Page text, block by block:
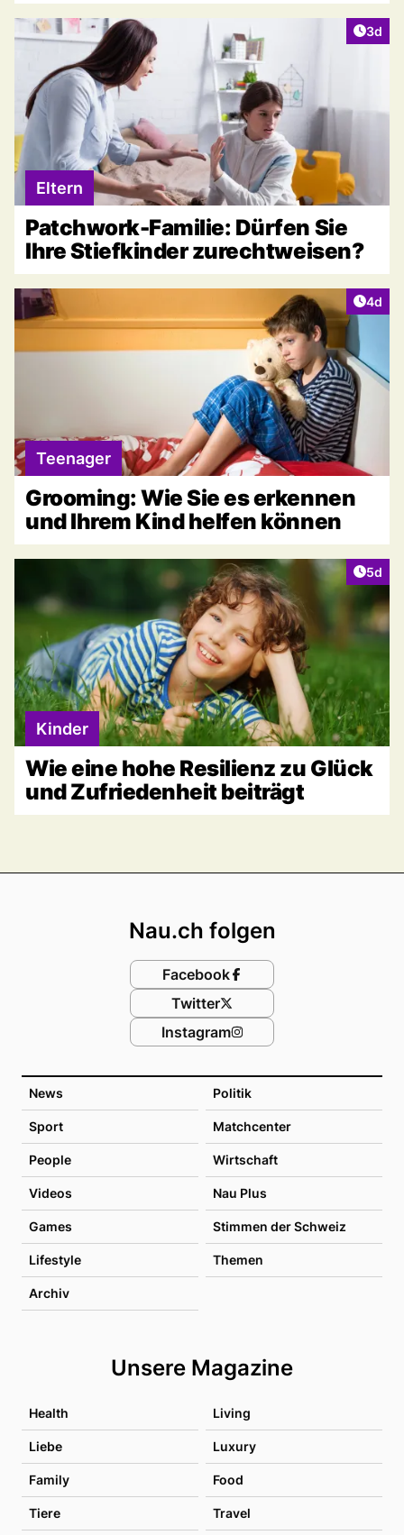
3d
Eltern
Patchwork-Familie: Dürfen Sie
Ihre Stiefkinder zurechtweisen?
4d
Teenager
Grooming: Wie Sie es erkennen
und Ihrem Kind helfen können
5d
Kinder
Wie eine hohe Resilienz zu Glück
und Zufriedenheit beiträgt
News Politik
Sport Matchcenter
People Wirtschaft
Videos Nau Plus
Games Stimmen der Schweiz
Lifestyle Themen
Archiv
Unsere Magazine
Health Living
Liebe Luxury
Family Food
Tiere Travel
Nau.ch folgen
Facebook
Twitter
Instagram